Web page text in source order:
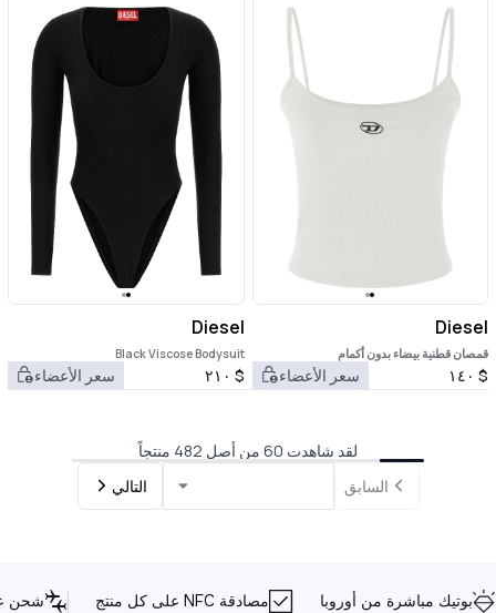
Diesel
قمصان قطنية بيضاء بدون أكمام
$ ١٤٠ سعر الأعضاء
Diesel
Black Viscose Bodysuit
$ ٢١٠ سعر الأعضاء
لقد شاهدت 60 من أصل 482 منتجاً
السابق
التالي
بوتيك مباشرة من أوروبا مصادقة NFC على كل منتج شحن